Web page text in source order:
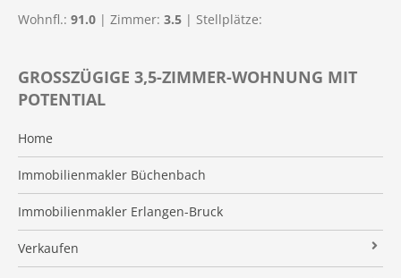
GROSSZÜGIGE 3,5-ZIMMER-WOHNUNG MIT P
OTENTIAL
Home
Immobilienmakler Büchenbach
Immobilienmakler Erlangen-Bruck
Verkaufen
Wohnfl.: 91.0 | Zimmer: 3.5 | Stellplätze: